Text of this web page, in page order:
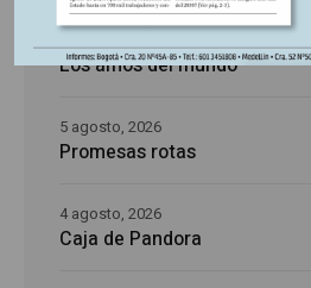
Los amos del mundo
Promesas rotas
5 agosto, 2026
Caja de Pandora
4 agosto, 2026